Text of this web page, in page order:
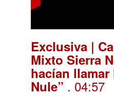
Exclusiva |
Mixto Sierra
hacían
Nule” . 04:57